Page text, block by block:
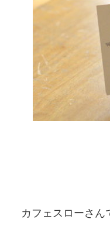
カフェスローさ